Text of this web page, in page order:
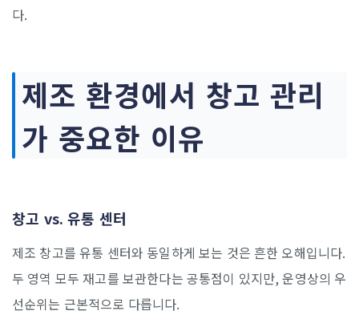
다.
제조 환경에서 창고 관리
가 중요한 이유
창고 vs. 유통 센터
제조 창고를 유통 센터와 동일하게 보는 것은 흔한 오해입니다.
두 영역 모두 재고를 보관한다는 공통점이 있지만, 운영상의 우
선순위는 근본적으로 다릅니다.